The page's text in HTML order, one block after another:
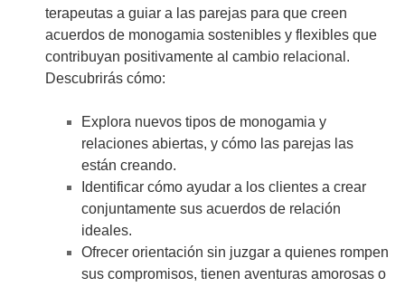
terapeutas a guiar a las parejas para que creen
acuerdos de monogamia sostenibles y flexibles que
contribuyan positivamente al cambio relacional.
Descubrirás cómo:
Explora nuevos tipos de monogamia y
relaciones abiertas, y cómo las parejas las
están creando.
Identificar cómo ayudar a los clientes a crear
conjuntamente sus acuerdos de relación
ideales.
Ofrecer orientación sin juzgar a quienes rompen
sus compromisos, tienen aventuras amorosas o